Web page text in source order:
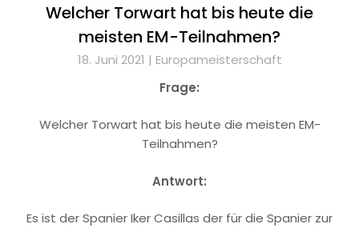
Welcher Torwart hat bis heute die
meisten EM-Teilnahmen?
18. Juni 2021 | Europameisterschaft
Frage:
Welcher Torwart hat bis heute die meisten EM-
Teilnahmen?
Antwort:
Es ist der Spanier Iker Casillas der für die Spanier zur